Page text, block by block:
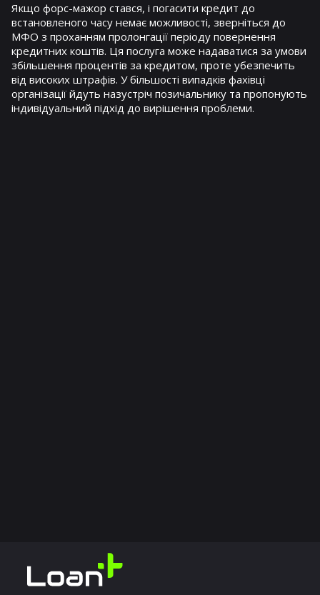
Якщо форс-мажор стався, і погасити кредит до
встановленого часу немає можливості, зверніться до
МФО з проханням пролонгації періоду повернення
кредитних коштів. Ця послуга може надаватися за умови
збільшення процентів за кредитом, проте убезпечить
від високих штрафів. У більшості випадків фахівці
організації йдуть назустріч позичальнику та пропонують
індивідуальний підхід до вирішення проблеми.